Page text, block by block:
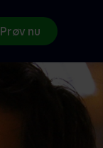
Prøv nu